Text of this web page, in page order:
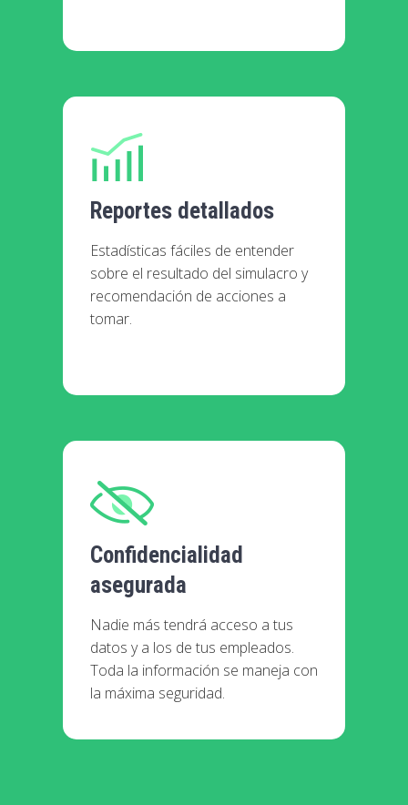
Reportes detallados
Estadísticas fáciles de entender
sobre el resultado del simulacro y
recomendación de acciones a
tomar.
Confidencialidad
asegurada
Nadie más tendrá acceso a tus
datos y a los de tus empleados.
Toda la información se maneja con
la máxima seguridad.